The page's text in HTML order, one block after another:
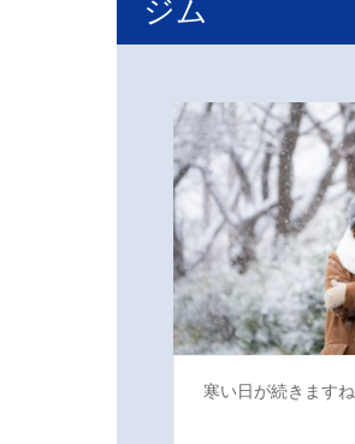
ジム
寒い日が続きますね